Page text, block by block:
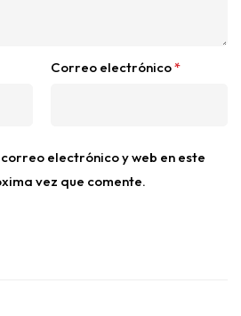
Correo electrónico*
electrónico y web en este
vez que comente.